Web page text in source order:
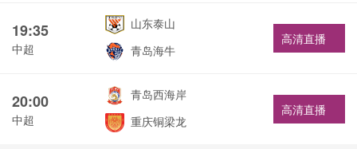
19:35
中超
山东泰山
青岛海牛
高清直播
20:00
中超
青岛西海岸
重庆铜梁龙
高清直播